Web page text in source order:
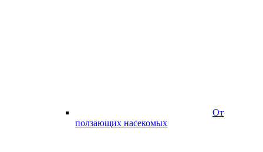
От
ползающих насекомых